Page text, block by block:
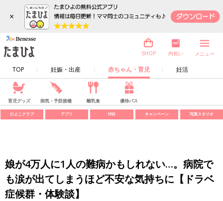
×
TOP 妊娠・出産 赤ちゃん・育児 妊活
SHOP 内祝い メニュー
育児グッズ 病気・予防接種 離乳食 優待パス
ひよこクラブ アプリ SNS キャンペーン 写真スタジオ
娘が4万人に1人の難病かもしれない…。病院で
も涙が出てしまうほど不安な気持ちに【ドラベ
症候群・体験談】